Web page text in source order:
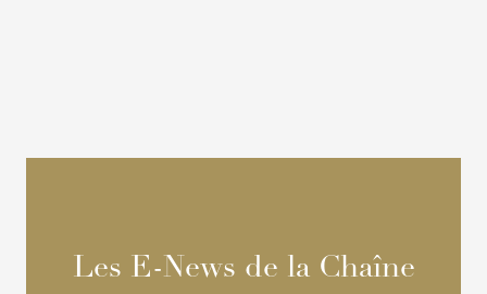
Les E-News de la Chaîne
Les E-News de la Chaîne